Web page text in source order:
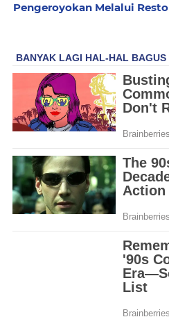
Pengeroyokan Melalui